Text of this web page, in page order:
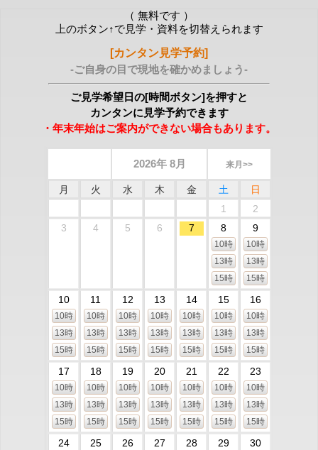
（ 無料です ）
上のボタン↑で見学・資料を切替えられます
[カンタン見学予約]
-ご自身の目で現地を確かめましょう-
ご見学希望日の[時間ボタン]を押すと
カンタンに見学予約できます
・年末年始はご案内ができない場合もあります。
2026年 8月 来月>>
月 火 水 木 金 土
日
1
2
3
4 5 6 7 8
10時
13時
15時
9
10時
13時
15時
10
10時
13時
15時
11
10時
13時
15時
12
10時
13時
15時
13
10時
13時
15時
14
10時
13時
15時
15
10時
13時
15時
16
10時
13時
15時
17
10時
13時
15時
18
10時
13時
15時
19
10時
13時
15時
20
10時
13時
15時
21
10時
13時
15時
22
10時
13時
15時
23
10時
13時
15時
24 25 26 27 28 29 30